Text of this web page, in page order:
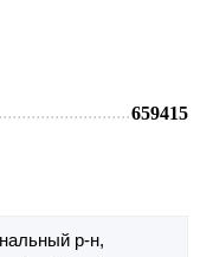
659415
р-н,